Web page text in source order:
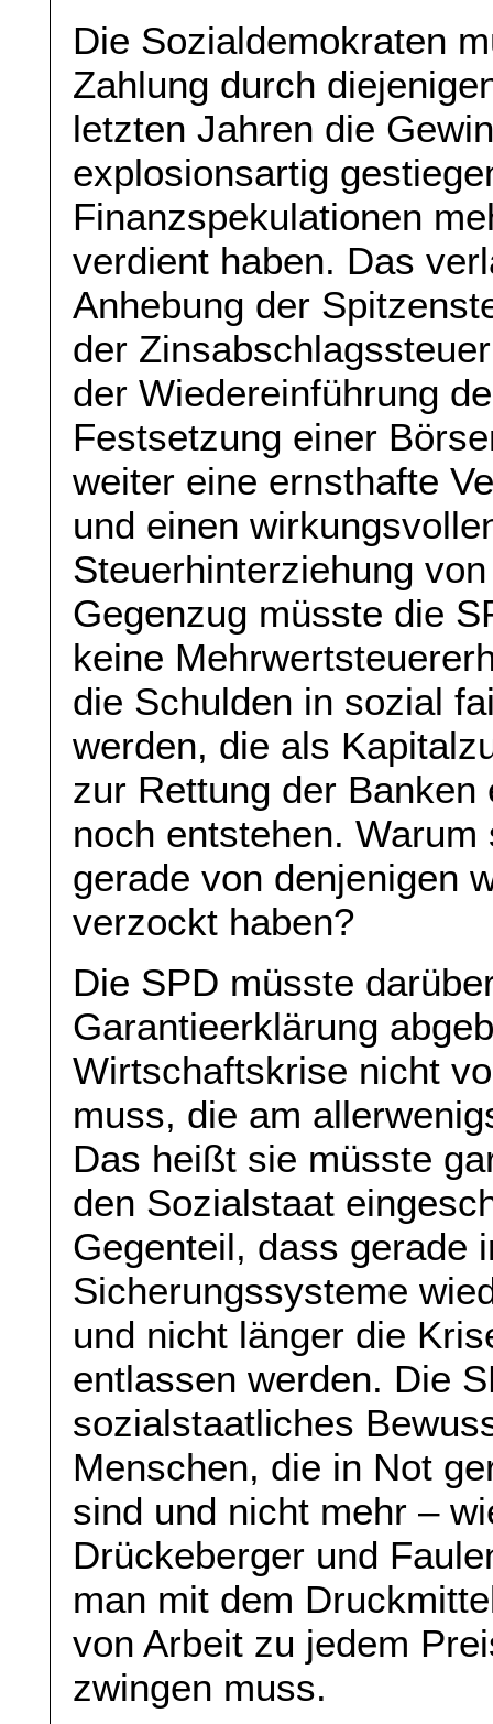
Die Sozialdemokraten
Zahlung durch
letzten Jahren die
explosionsartig
Finanzspekulationen
verdient haben. Das
Anhebung der
der
der Wiedereinführung
Festsetzung einer
weiter eine ernsthafte
und einen
Steuerhinterziehung
Gegenzug müsste die
keine
die Schulden in sozial
werden, die als
zur Rettung der
noch entstehen.
gerade von denjenigen
verzockt haben?
Die SPD müsste
Garantieerklärung
Wirtschaftskrise nicht
muss, die am
Das heißt sie müsste
den Sozialstaat
Gegenteil, dass gerade
Sicherungssysteme
und nicht länger die
entlassen werden. Die
sozialstaatliches
Menschen, die in Not
sind und nicht mehr –
Drückeberger und
man mit dem
von Arbeit zu jedem
zwingen muss.